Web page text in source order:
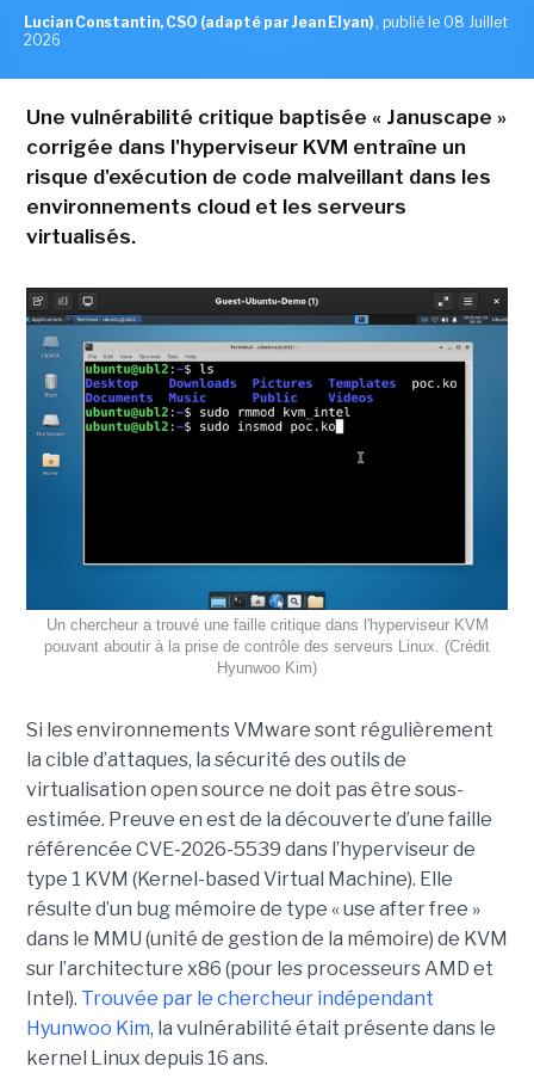
Lucian Constantin, CSO (adapté par Jean Elyan) , publié le 08 Juillet
2026
Une vulnérabilité critique baptisée « Januscape »
corrigée dans l'hyperviseur KVM entraîne un
risque d'exécution de code malveillant dans les
environnements cloud et les serveurs
virtualisés.
Un chercheur a trouvé une faille critique dans l'hyperviseur KVM
pouvant aboutir à la prise de contrôle des serveurs Linux. (Crédit
Hyunwoo Kim)
Si les environnements VMware sont régulièrement
la cible d’attaques, la sécurité des outils de
virtualisation open source ne doit pas être sous-
estimée. Preuve en est de la découverte d’une faille
référencée CVE-2026-5539 dans l’hyperviseur de
type 1 KVM (Kernel-based Virtual Machine). Elle
résulte d’un bug mémoire de type « use after free »
dans le MMU (unité de gestion de la mémoire) de KVM
sur l’architecture x86 (pour les processeurs AMD et
Intel). Trouvée par le chercheur indépendant
Hyunwoo Kim, la vulnérabilité était présente dans le
kernel Linux depuis 16 ans.